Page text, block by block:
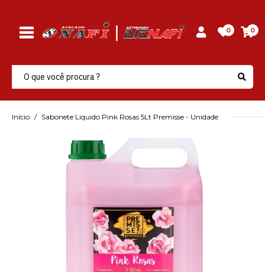
0 0
Início Sabonete Liquido Pink Rosas 5Lt Premisse - Unidade